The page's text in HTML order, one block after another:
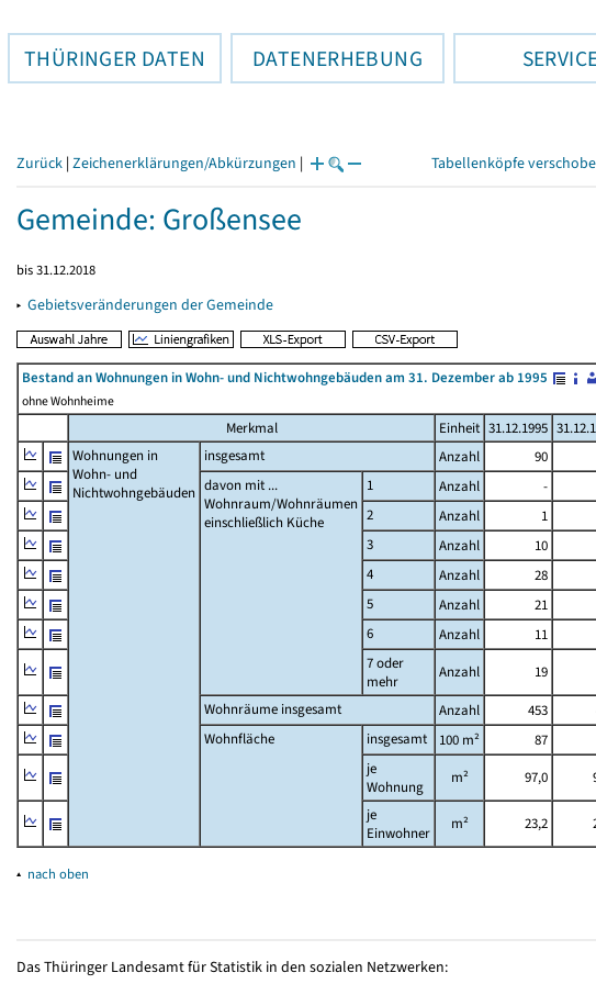
THÜRINGER DATEN DATENERHEBUNG
Zurück | Zeichenerklärungen/Abkürzungen | Tabellenköpfe
Gemeinde: Großensee
bis 31.12.2018
▸ Gebietsveränderungen der Gemeinde
Bestand an Wohnungen in Wohn- und Nichtwohngebäuden am 31. Dezember ab 1995
ohne Wohnheime
Merkmal Einheit 31.12.1995
Wohnungen in
Wohn- und
Nichtwohngebäuden
insgesamt Anzahl 90
davon mit ...
Wohnraum/Wohnräumen
einschließlich Küche
1 Anzahl -
2
Anzahl 1
3
Anzahl 10
4
Anzahl 28
5
Anzahl 21
6
Anzahl 11
7 oder
mehr
Anzahl 19
Wohnräume insgesamt
Anzahl 453
Wohnfläche
insgesamt 100 m² 87
je
Wohnung
m² 97,0
je
Einwohner
m² 23,2
▴ nach oben
Das Thüringer Landesamt für Statistik in den sozialen Netzwerken: